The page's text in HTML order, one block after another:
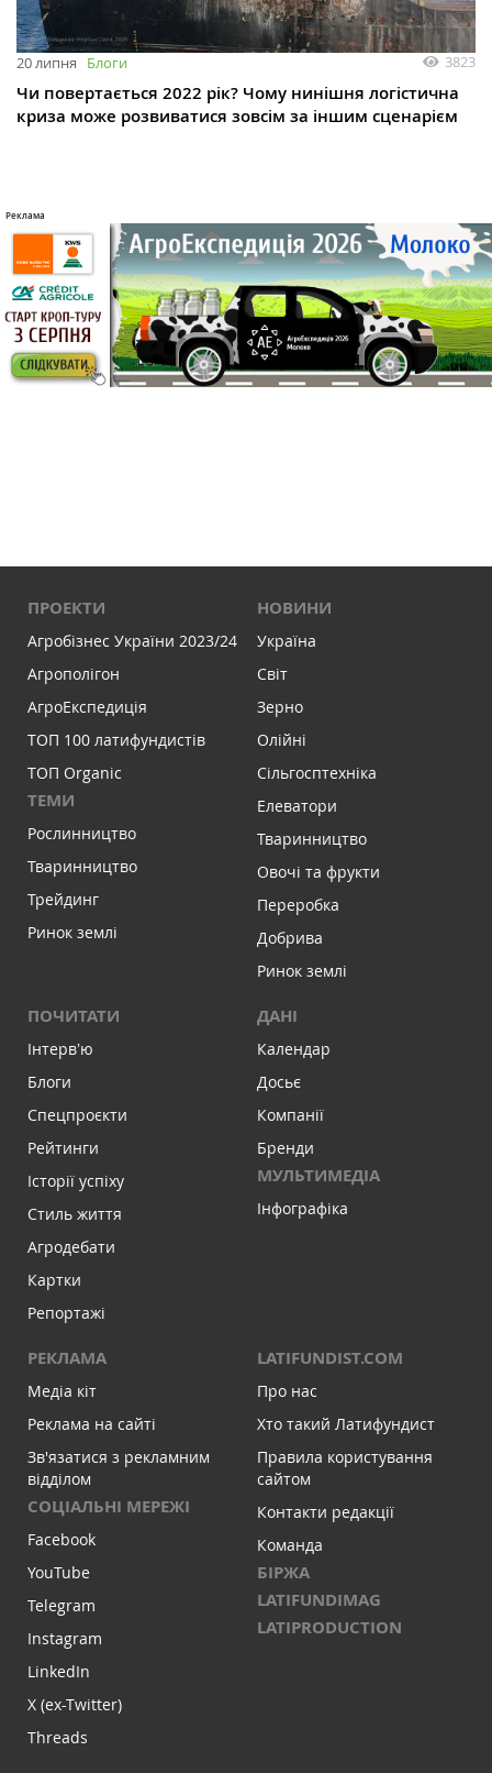
20 липня Блоги 3823
Чи повертається 2022 рік? Чому нинішня логістична
криза може розвиватися зовсім за іншим сценарієм
ПРОЕКТИ
Агробізнес України 2023/24
Агрополігон
АгроЕкспедиція
ТОП 100 латифундистів
ТОП Organic
ТЕМИ
Рослинництво
Тваринництво
Трейдинг
Ринок землі
НОВИНИ
Україна
Світ
Зерно
Олійні
Сільгосптехніка
Елеватори
Тваринництво
Овочі та фрукти
Переробка
Добрива
Ринок землі
ПОЧИТАТИ
Інтервʼю
Блоги
Спецпроєкти
Рейтинги
Історії успіху
Стиль життя
Агродебати
Картки
Репортажі
ДАНІ
Календар
Досьє
Компанії
Бренди
МУЛЬТИМЕДІА
Інфографіка
РЕКЛАМА
Медіа кіт
Реклама на сайті
Зв'язатися з рекламним
відділом
СОЦІАЛЬНІ МЕРЕЖІ
Facebook
YouTube
Telegram
Instagram
LinkedIn
X (ex-Twitter)
Threads
LATIFUNDIST.COM
Про нас
Хто такий Латифундист
Правила користування
сайтом
Контакти редакції
Команда
БІРЖА
LATIFUNDIMAG
LATIPRODUCTION